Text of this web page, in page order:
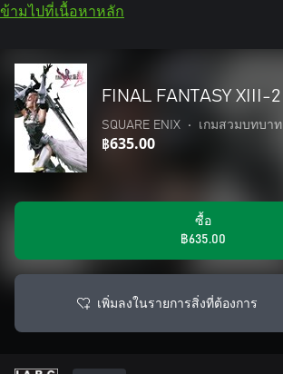
ข้ามไปที่เนื้อหาหลัก
FINAL FANTASY XIII-2
SQUARE ENIX • เกมสวมบทบาท
฿635.00
ซื้อ
฿635.00
เพิ่มลงในรายการสิ่งที่ต้องการ